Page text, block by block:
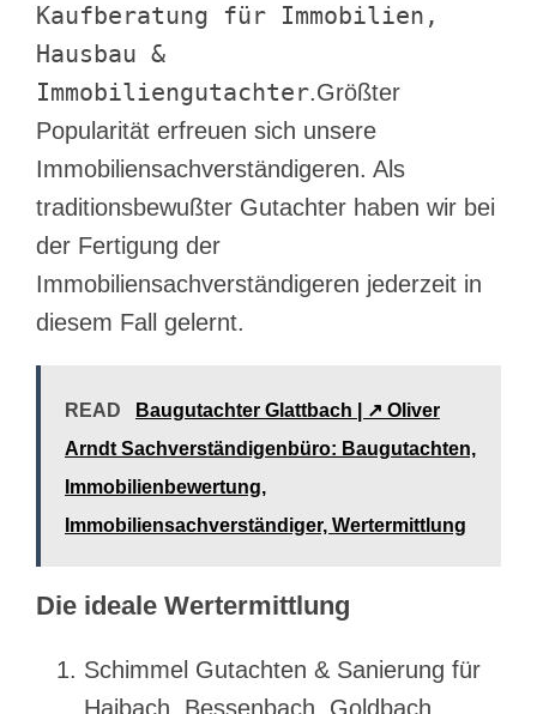
Kaufberatung für Immobilien,
Hausbau &
Immobiliengutachter.Größter
Popularität erfreuen sich unsere
Immobiliensachverständigeren. Als
traditionsbewußter Gutachter haben wir bei
der Fertigung der
Immobiliensachverständigeren jederzeit in
diesem Fall gelernt.
READ
Baugutachter Glattbach | ↗️ Oliver
Arndt Sachverständigenbüro: Baugutachten,
Immobilienbewertung,
Immobiliensachverständiger, Wertermittlung
Die ideale Wertermittlung
Schimmel Gutachten & Sanierung für
Haibach, Bessenbach, Goldbach,